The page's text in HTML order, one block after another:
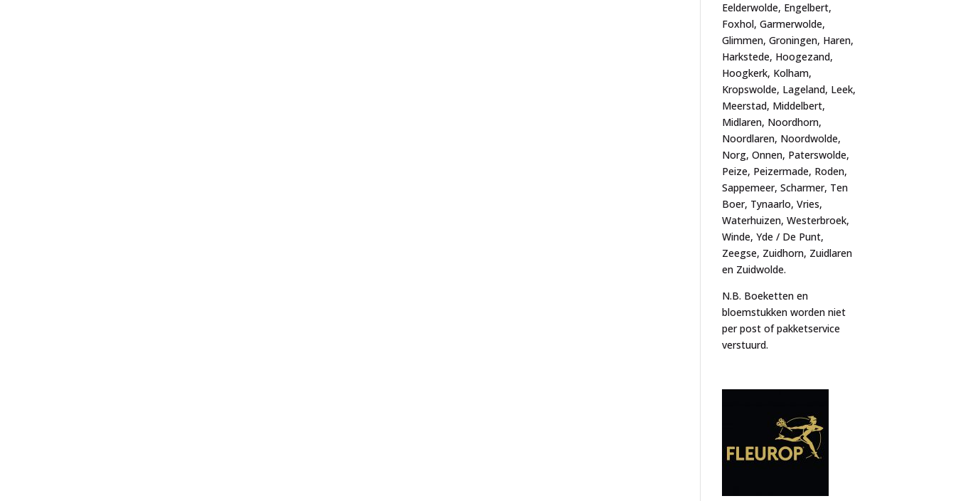
Eelderwolde, Engelbert,
Foxhol, Garmerwolde,
Glimmen, Groningen, Haren,
Harkstede, Hoogezand,
Hoogkerk, Kolham,
Kropswolde, Lageland, Leek,
Meerstad, Middelbert,
Midlaren, Noordhorn,
Noordlaren, Noordwolde,
Norg, Onnen, Paterswolde,
Peize, Peizermade, Roden,
Sappemeer, Scharmer, Ten
Boer, Tynaarlo, Vries,
Waterhuizen, Westerbroek,
Winde, Yde / De Punt,
Zeegse, Zuidhorn, Zuidlaren
en Zuidwolde.
N.B. Boeketten en
bloemstukken worden niet
per post of pakketservice
verstuurd.